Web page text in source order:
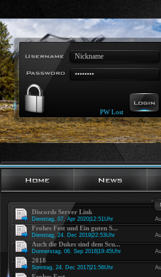
PW Lost
Discords Server Link
Dienstag, 07. Apr 2020|12:51Uhr
Frohes Fest und Ein guten S...
Dienstag, 24. Dec 2019|22:53Uhr
Auch die Dukes sind dem Scu...
Donnerstag, 06. Sep 2018|19:45Uhr
2018
Sonntag, 24. Dec 2017|21:56Uhr